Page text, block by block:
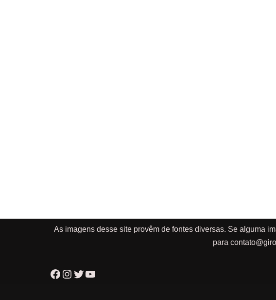
As imagens desse site provêm de fontes diversas. Se alguma
para